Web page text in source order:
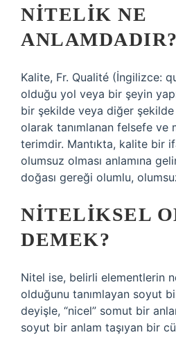
NITELIK NE
ANLAMDADIR?
Kalite, Fr. Qualité (İngilizce:
olduğu yol veya bir şeyin
bir şekilde veya diğer
olarak tanımlanan felsefe ve
terimdir. Mantıkta, kalite bir
olumsuz olması anlamına
doğası gereği olumlu, olumsuz
NITELIKSEL
DEMEK?
Nitel ise, belirli elementlerin
olduğunu tanımlayan soyut
deyişle, “nicel” somut bir
soyut bir anlam taşıyan bir